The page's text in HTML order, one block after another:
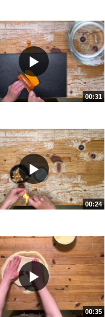
00:31
00:24
00:35